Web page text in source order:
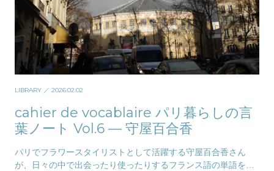
LIBRARY ／ 2026.02.02
cahier de vocablaire パリ暮らしの言
葉ノート Vol.6 — 守屋百合香
パリでフラワースタイリストとして活躍する守屋百合香さん
が、日々の中で出会ったり使ったりするフランス語の単語をキ